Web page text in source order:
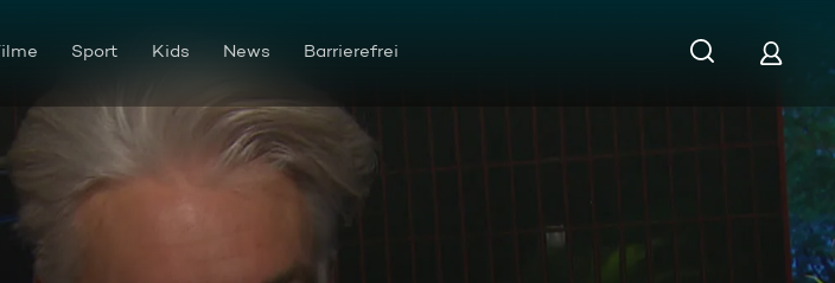
Sport Kids News Barrierefrei